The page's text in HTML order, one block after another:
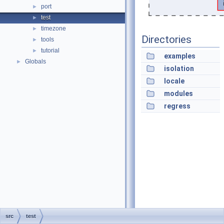
► port
► test
► timezone
► tools
► tutorial
► Globals
Directories
examples
isolation
locale
modules
regress
src test